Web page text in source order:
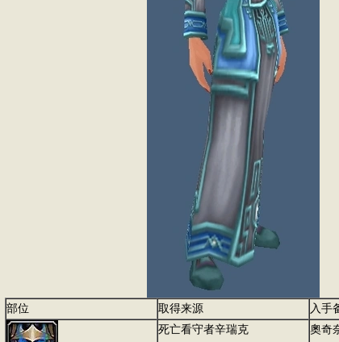
部位 取得来源 入手
死亡看守者辛瑞克 奧奇